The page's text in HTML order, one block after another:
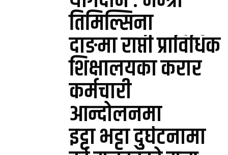
तिमिल्सिना
दाङमा राप्ती प्राविधिक
शिक्षालयका करार
कर्मचारी
आन्दोलनमा
इट्टा भट्टा दुर्घटनामा